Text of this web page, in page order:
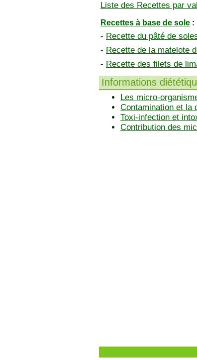
Liste des Recettes par
Recettes à base de sole :
- Recette du pâté de
- Recette de la matelote
- Recette des filets de
Informations
Les micro-
Contamination et la
Toxi-infection et
Contribution des